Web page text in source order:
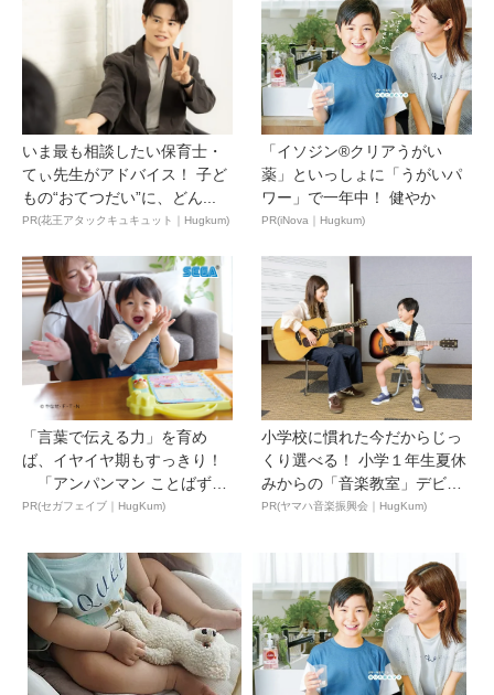
いま最も相談したい保育士・
てぃ先生がアドバイス！ 子ど
もの“おてつだい”に、どん...
PR(花王アタックキュキュット｜Hugkum)
「イソジン®クリアうがい
薬」といっしょに「うがいパ
ワー」で一年中！ 健やか
PR(iNova｜Hugkum)
「言葉で伝える力」を育め
ば、イヤイヤ期もすっきり！
「アンパンマン ことばずか
ん...
PR(セガフェイブ｜HugKum)
小学校に慣れた今だからじっ
くり選べる！ 小学１年生夏休
みからの「音楽教室」デビ
ュ...
PR(ヤマハ音楽振興会｜HugKum)